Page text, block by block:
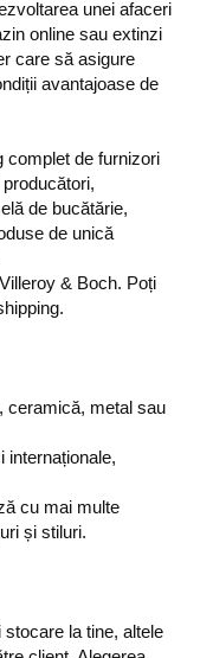
unei afaceri
online sau extinzi
care să asigure
avantajoase de
complet de furnizori
de bucătărie,
de unică
& Boch. Poți
ceramică, metal sau
cu mai multe
și stiluri.
la tine, altele